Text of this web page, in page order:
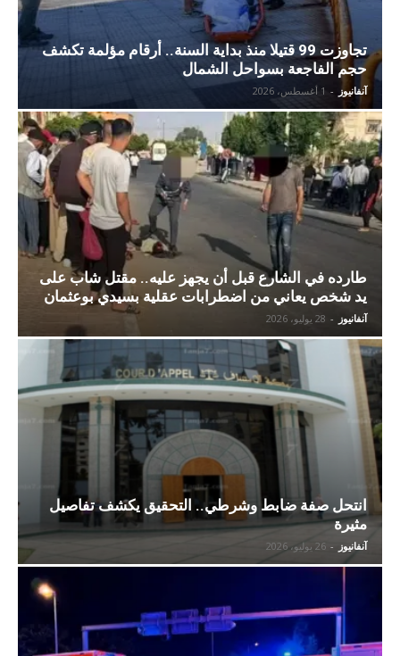
تجاوزت 99 قتيلا منذ بداية السنة.. أرقام مؤلمة تكشف
حجم الفاجعة بسواحل الشمال
آنفانيوز - 1 أغسطس، 2026
طارده في الشارع قبل أن يجهز عليه.. مقتل شاب على
يد شخص يعاني من اضطرابات عقلية بسيدي بوعثمان
آنفانيوز - 28 يوليو، 2026
انتحل صفة ضابط وشرطي.. التحقيق يكشف تفاصيل
مثيرة
آنفانيوز - 26 يوليو، 2026